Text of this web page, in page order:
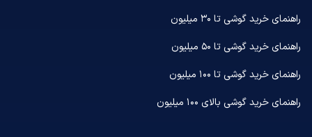
راهنمای خرید گوشی تا ۳۰ میلیون
راهنمای خرید گوشی تا ۵۰ میلیون
راهنمای خرید گوشی تا ۱۰۰ میلیون
راهنمای خرید گوشی بالای ۱۰۰ میلیون